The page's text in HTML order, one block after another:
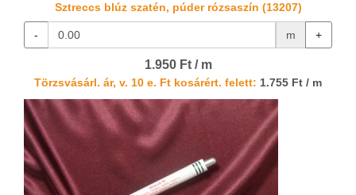
Sztreccs blúz szatén, púder rózsaszín (13207)
- m +
1.950 Ft / m
Törzsvásárl. ár, v. 10 e. Ft kosárért. felett: 1.755 Ft / m